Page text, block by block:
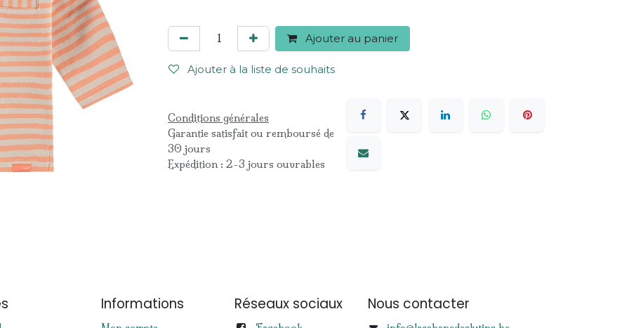
Ajouter au panier
Ajouter à la liste de souhaits
Conditions générales
Garantie satisfait ou remboursé de
30 jours
Expédition : 2-3 jours ouvrables
Informations Réseaux sociaux Nous contacter